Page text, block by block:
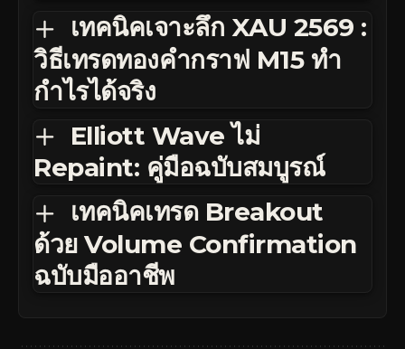
เทคนิคเจาะลึก XAU 2569 :
วิธีเทรดทองคำกราฟ M15 ทำ
กำไรได้จริง
Elliott Wave ไม่
Repaint: คู่มือฉบับสมบูรณ์
เทคนิคเทรด Breakout
ด้วย Volume Confirmation
ฉบับมืออาชีพ